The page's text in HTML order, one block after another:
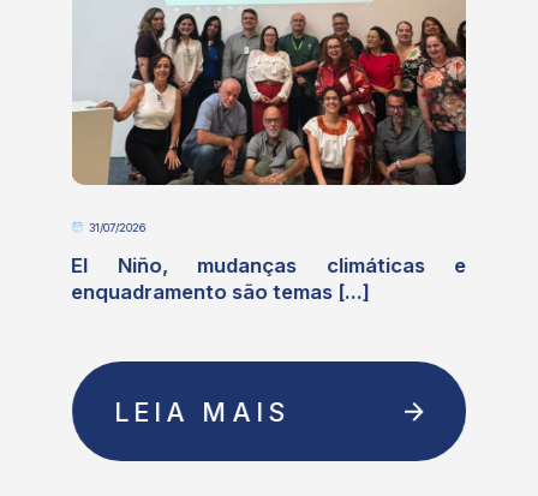
31/07/2026
El Niño, mudanças climáticas e
enquadramento são temas [...]
LEIA MAIS